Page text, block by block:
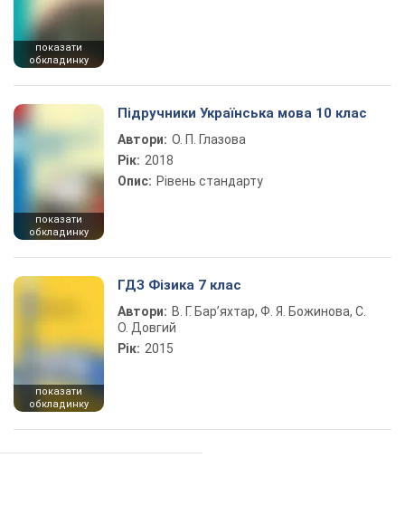
показати
обкладинку
показати
обкладинку
Підручники Українська мова 10 клас
Автори: О. П. Глазова
Рік: 2018
Опис: Рівень стандарту
показати
обкладинку
ГДЗ Фізика 7 клас
Автори: В. Г. Бар’яхтар, Ф. Я. Божинова, С.
О. Довгий
Рік: 2015